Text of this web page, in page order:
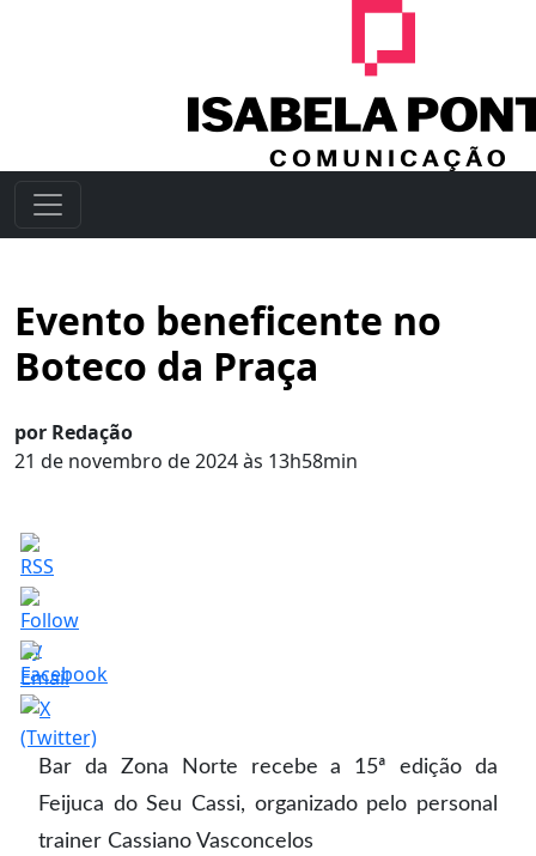
Evento beneficente no
Boteco da Praça
por Redação
21 de novembro de 2024 às 13h58min
Bar da Zona Norte recebe a 15ª edição da
Feijuca do Seu Cassi, organizado pelo personal
trainer Cassiano Vasconcelos